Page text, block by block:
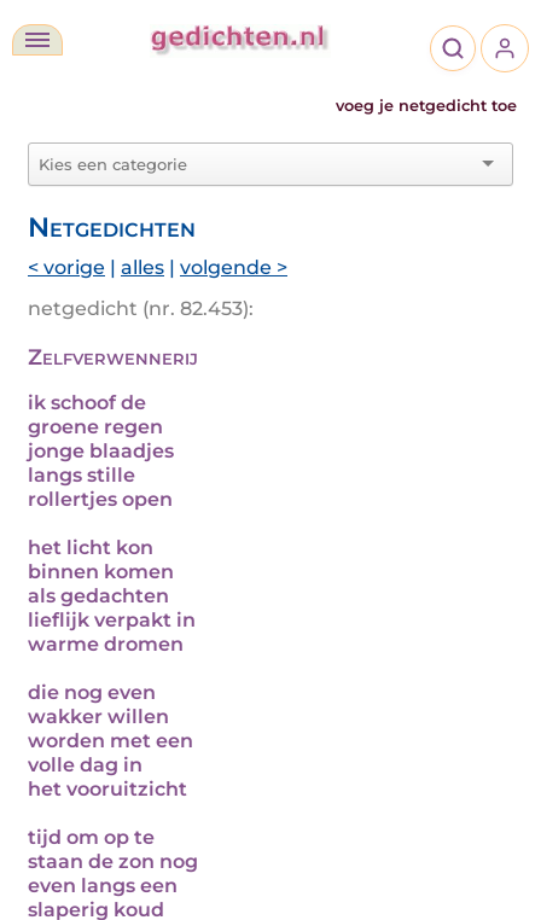
voeg je netgedicht toe
Netgedichten
< vorige | alles | volgende >
netgedicht (nr. 82.453):
Zelfverwennerij
ik schoof de
groene regen
jonge blaadjes
langs stille
rollertjes open
het licht kon
binnen komen
als gedachten
lieflijk verpakt in
warme dromen
die nog even
wakker willen
worden met een
volle dag in
het vooruitzicht
tijd om op te
staan de zon nog
even langs een
slaperig koud